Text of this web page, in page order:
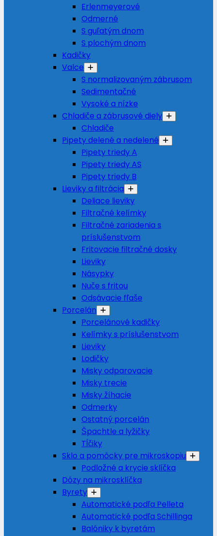
Erlenmeyerové
Odmerné
S guľatým dnom
S plochým dnom
Kadičky
Valce
S normalizovaným zábrusom
Sedimentačné
Vysoké a nízke
Chladiče a zábrusové diely
Chladiče
Pipety delené a nedelené
Pipety triedy A
Pipety triedy AS
Pipety triedy B
Lieviky a filtrácia
Deliace lieviky
Filtračné kelímky
Filtračné zariadenia s
príslušenstvom
Fritovacie filtračné dosky
Lieviky
Násypky
Nuče s fritou
Odsávacie fľaše
Porcelán
Porcelánové kadičky
Kelímky s príslušenstvom
Lieviky
Lodičky
Misky odparovacie
Misky trecie
Misky žíhacie
Odmerky
Ostatný porcelán
Špachtle a lyžičky
Tĺčiky
Sklo a pomôcky pre mikroskopiu
Podložné a krycie sklíčka
Dózy na mikrosklíčka
Byrety
Automatické podľa Pelleta
Automatické podľa Schillinga
Balóniky k byretám